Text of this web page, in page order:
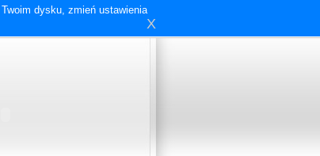
dysku, zmień ustawienia
X